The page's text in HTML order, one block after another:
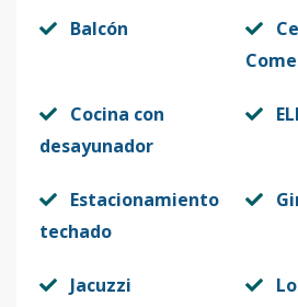
Balcón
Cocina con
desayunador
Estacionamiento
techado
Jacuzzi